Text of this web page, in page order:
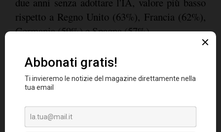
rispetto a Regno Unito (63%), Francia (62%),
Germania (59%) e Spagna (57%).
In sintesi, l'Italia mostra il più forte divario
digitale tra le nazioni europee, ostacolato da
costi, burocrazia e carenza di competenze,
mentre la consapevolezza dell'importanza
limitata.